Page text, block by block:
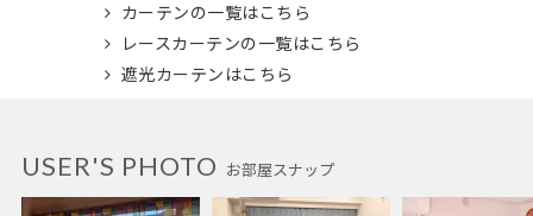
カーテンの一覧はこちら
レースカーテンの一覧はこちら
遮光カーテンはこちら
お部屋スナップ
USER'S PHOTO